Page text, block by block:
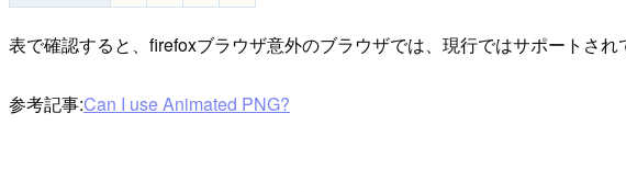
表で確認すると、firefoxブラウザ意外のブラウザでは、現行ではサポートされ
参考記事:Can I use Animated PNG?